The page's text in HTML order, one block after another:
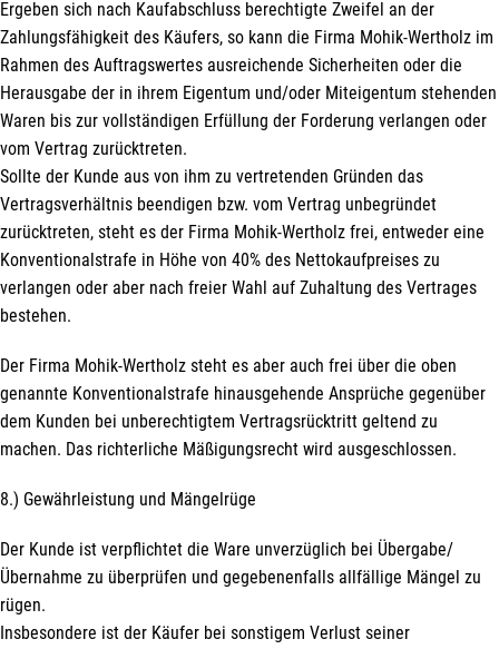
Ergeben sich nach Kaufabschluss berechtigte Zweifel an der
Zahlungsfähigkeit des Käufers, so kann die Firma Mohik-Wertholz im
Rahmen des Auftragswertes ausreichende Sicherheiten oder die
Herausgabe der in ihrem Eigentum und/oder Miteigentum stehenden
Waren bis zur vollständigen Erfüllung der Forderung verlangen oder
vom Vertrag zurücktreten.
Sollte der Kunde aus von ihm zu vertretenden Gründen das
Vertragsverhältnis beendigen bzw. vom Vertrag unbegründet
zurücktreten, steht es der Firma Mohik-Wertholz frei, entweder eine
Konventionalstrafe in Höhe von 40% des Nettokaufpreises zu
verlangen oder aber nach freier Wahl auf Zuhaltung des Vertrages
bestehen.
Der Firma Mohik-Wertholz steht es aber auch frei über die oben
genannte Konventionalstrafe hinausgehende Ansprüche gegenüber
dem Kunden bei unberechtigtem Vertragsrücktritt geltend zu
machen. Das richterliche Mäßigungsrecht wird ausgeschlossen.
8.) Gewährleistung und Mängelrüge
Der Kunde ist verpflichtet die Ware unverzüglich bei Übergabe/
Übernahme zu überprüfen und gegebenenfalls allfällige Mängel zu
rügen.
Insbesondere ist der Käufer bei sonstigem Verlust seiner
immer top-informiert über
Veranstaltungen und Aktionen
unseres Unternehmens.
Name*
E-Mail*
Hiermit erkläre ich mich damit einverstanden, dass die Daten
Zwecke der Zusendung von Newslettern über Neuigkeiten in der
MOHIK - Wertholz GmbH im Einklang mit der
Datenschutzerklärung verwendet werden. Diese Einwilligung ist
freiwillig und kann jederzeit mit Wirkung für die Zukunft gegenüber
der MOHIK - Wertholz GmbH unteroffice@mohik.at widerrufen
werden.